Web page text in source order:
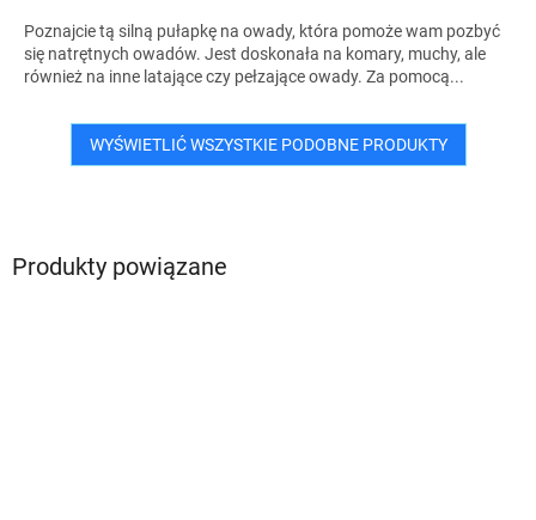
Produkty powiązane
Poznajcie tą silną pułapkę na owady, która pomoże wam pozbyć
się natrętnych owadów. Jest doskonała na komary, muchy, ale
również na inne latające czy pełzające owady. Za pomocą...
WYŚWIETLIĆ WSZYSTKIE PODOBNE PRODUKTY